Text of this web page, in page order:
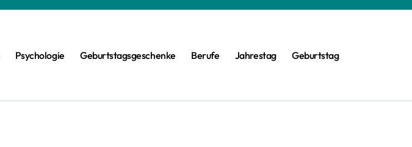
Psychologie Geburtstagsgeschenke Berufe Jahrestag Geburtstag